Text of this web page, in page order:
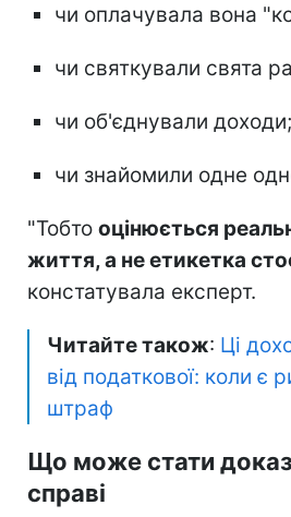
чи оплачувала вона
чи святкували свята
чи об'єднували доходи;
чи знайомили одне
"Тобто оцінюється
життя, а не етикетка
констатувала експерт.
Читайте також: Ці
від податкової: коли є
штраф
Що може стати
справі